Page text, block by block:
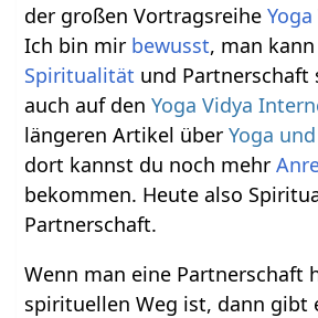
der großen Vortragsreihe
Ich bin mir bewusst, man
Spiritualität und Partnerschaft
auch auf denYoga Vidya
längeren Artikel überYoga
dort kannst du noch mehr
bekommen. Heute also
Partnerschaft.
Wenn man eine Partnerschaft
spirituellen Weg ist, dann gibt